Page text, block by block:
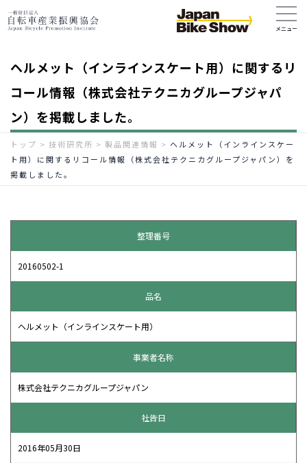
ヘルメット（インラインスケート用）に関するリ
コール情報（株式会社テクニカグループジャパ
ン）を掲載しました。
トップ > 技術研究所 > 製品関連情報 > ヘルメット（インラインスケー
ト用）に関するリコール情報（株式会社テクニカグループジャパン）を
掲載しました。
整理番号
20160502-1
品名
ヘルメット（インラインスケート用）
事業者名称
株式会社テクニカグループジャパン
社告日
2016年05月30日